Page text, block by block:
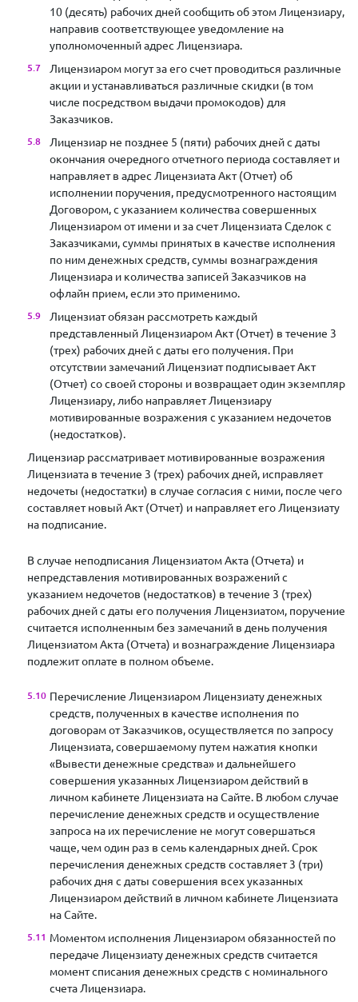
10 (десять) рабочих дней сообщить об этом Лицензиару,
направив соответствующее уведомление на
уполномоченный адрес Лицензиара.
Лицензиаром могут за его счет проводиться различные
акции и устанавливаться различные скидки (в том
числе посредством выдачи промокодов) для
Заказчиков.
Лицензиар не позднее 5 (пяти) рабочих дней с даты
окончания очередного отчетного периода составляет и
направляет в адрес Лицензиата Акт (Отчет) об
исполнении поручения, предусмотренного настоящим
Договором, с указанием количества совершенных
Лицензиаром от имени и за счет Лицензиата Сделок с
Заказчиками, суммы принятых в качестве исполнения
по ним денежных средств, суммы вознаграждения
Лицензиара и количества записей Заказчиков на
офлайн прием, если это применимо.
Лицензиат обязан рассмотреть каждый
представленный Лицензиаром Акт (Отчет) в течение 3
(трех) рабочих дней с даты его получения. При
отсутствии замечаний Лицензиат подписывает Акт
(Отчет) со своей стороны и возвращает один экземпляр
Лицензиару, либо направляет Лицензиару
мотивированные возражения с указанием недочетов
(недостатков).
Лицензиар рассматривает мотивированные возражения
Лицензиата в течение 3 (трех) рабочих дней, исправляет
недочеты (недостатки) в случае согласия с ними, после чего
составляет новый Акт (Отчет) и направляет его Лицензиату
на подписание.
В случае неподписания Лицензиатом Акта (Отчета) и
непредставления мотивированных возражений с
указанием недочетов (недостатков) в течение 3 (трех)
рабочих дней с даты его получения Лицензиатом, поручение
считается исполненным без замечаний в день получения
Лицензиатом Акта (Отчета) и вознаграждение Лицензиара
подлежит оплате в полном объеме.
Перечисление Лицензиаром Лицензиату денежных
средств, полученных в качестве исполнения по
договорам от Заказчиков, осуществляется по запросу
Лицензиата, совершаемому путем нажатия кнопки
«Вывести денежные средства» и дальнейшего
совершения указанных Лицензиаром действий в
личном кабинете Лицензиата на Сайте. В любом случае
перечисление денежных средств и осуществление
запроса на их перечисление не могут совершаться
чаще, чем один раз в семь календарных дней. Срок
перечисления денежных средств составляет 3 (три)
рабочих дня с даты совершения всех указанных
Лицензиаром действий в личном кабинете Лицензиата
на Сайте.
Моментом исполнения Лицензиаром обязанностей по
передаче Лицензиату денежных средств считается
момент списания денежных средств с номинального
счета Лицензиара.